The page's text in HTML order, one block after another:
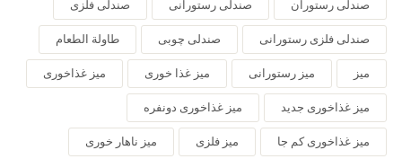
صندلی رستوران صندلی رستورانی صندلی فلزی
صندلی فلزی رستورانی صندلی چوبی طاولة الطعام
میز میز رستورانی میز غذا خوری میز غذاخوری
میز غذاخوری جدید میز غذاخوری دونفره
میز غذاخوری کم جا میز فلزی میز ناهار خوری